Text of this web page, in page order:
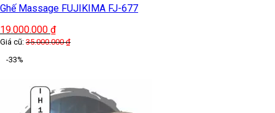
Ghế Massage FUJIKIMA FJ-677
19.000.000 ₫
Giá cũ: 35.000.000₫
-33%